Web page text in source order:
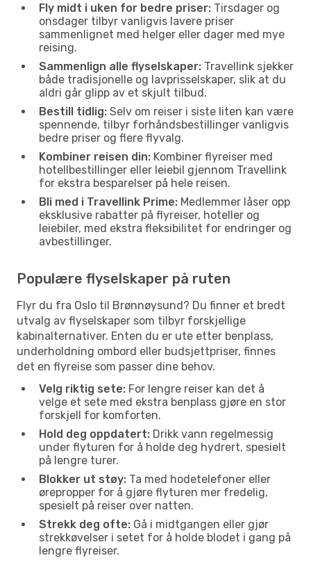
Fly midt i uken for bedre priser: Tirsdager og
onsdager tilbyr vanligvis lavere priser
sammenlignet med helger eller dager med mye
reising.
Sammenlign alle flyselskaper: Travellink sjekker
både tradisjonelle og lavprisselskaper, slik at du
aldri går glipp av et skjult tilbud.
Bestill tidlig: Selv om reiser i siste liten kan være
spennende, tilbyr forhåndsbestillinger vanligvis
bedre priser og flere flyvalg.
Kombiner reisen din: Kombiner flyreiser med
hotellbestillinger eller leiebil gjennom Travellink
for ekstra besparelser på hele reisen.
Bli med i Travellink Prime: Medlemmer låser opp
eksklusive rabatter på flyreiser, hoteller og
leiebiler, med ekstra fleksibilitet for endringer og
avbestillinger.
Populære flyselskaper på ruten
Flyr du fra Oslo til Brønnøysund? Du finner et bredt
utvalg av flyselskaper som tilbyr forskjellige
kabinalternativer. Enten du er ute etter benplass,
underholdning ombord eller budsjettpriser, finnes
det en flyreise som passer dine behov.
Velg riktig sete: For lengre reiser kan det å
velge et sete med ekstra benplass gjøre en stor
forskjell for komforten.
Hold deg oppdatert: Drikk vann regelmessig
under flyturen for å holde deg hydrert, spesielt
på lengre turer.
Blokker ut støy: Ta med hodetelefoner eller
ørepropper for å gjøre flyturen mer fredelig,
spesielt på reiser over natten.
Strekk deg ofte: Gå i midtgangen eller gjør
strekkøvelser i setet for å holde blodet i gang på
lengre flyreiser.